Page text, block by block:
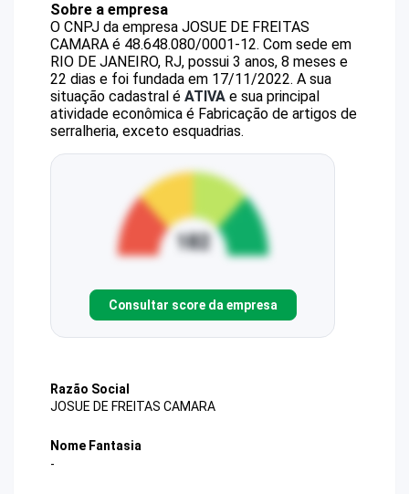
Sobre a empresa
O CNPJ da empresa JOSUE DE FREITAS
CAMARA é 48.648.080/0001-12. Com sede em
RIO DE JANEIRO, RJ, possui 3 anos, 8 meses e
22 dias e foi fundada em 17/11/2022. A sua
situação cadastral é ATIVA e sua principal
atividade econômica é Fabricação de artigos de
serralheria, exceto esquadrias.
Consultar score da empresa
Razão Social
JOSUE DE FREITAS CAMARA
Nome Fantasia
-